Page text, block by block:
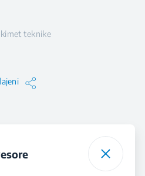
teknike